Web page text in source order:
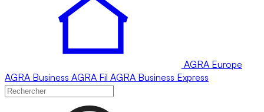
AGRA Europe
AGRA Business AGRA Fil AGRA Business Express